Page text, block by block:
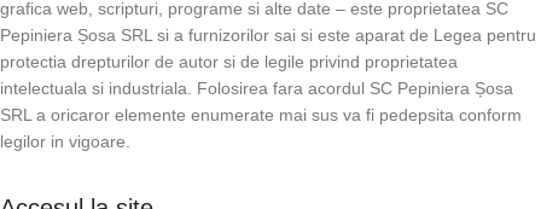
grafica web, scripturi, programe si alte date – este proprietatea SC
Pepiniera Șosa SRL si a furnizorilor sai si este aparat de Legea pentru
protectia drepturilor de autor si de legile privind proprietatea
intelectuala si industriala. Folosirea fara acordul SC Pepiniera Șosa
SRL a oricaror elemente enumerate mai sus va fi pedepsita conform
legilor in vigoare.